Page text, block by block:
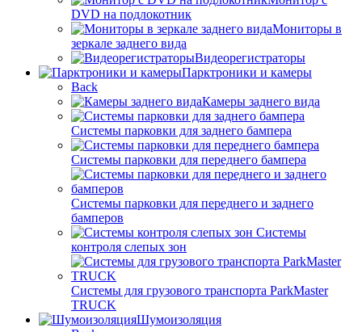
DVD на подлокотник
Мониторы в
зеркале заднего вида
Видеорегистраторы
Парктроники и камеры
Back
Камеры заднего вида
Системы парковки для заднего бампера
Системы парковки для переднего бампера
Системы парковки для переднего и заднего
бамперов
Системы
контроля слепых зон
Системы для грузового транспорта ParkMaster
TRUCK
Шумоизоляция